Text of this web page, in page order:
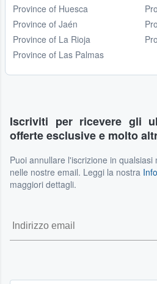
Province of Huesca
Province of Jaén
Province of La Rioja
Province of Las Palmas
Iscriviti per ricevere gli
offerte esclusive e molto
Puoi annullare l'iscrizione in
nelle nostre email. Leggi la nostra
maggiori dettagli.